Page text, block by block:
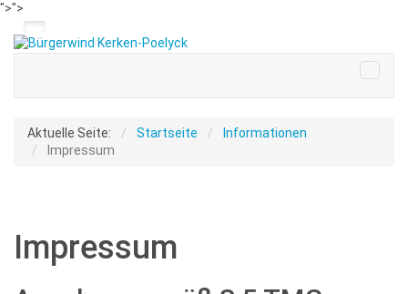
">">
Aktuelle Seite: Startseite
Informationen
Impressum
Impressum